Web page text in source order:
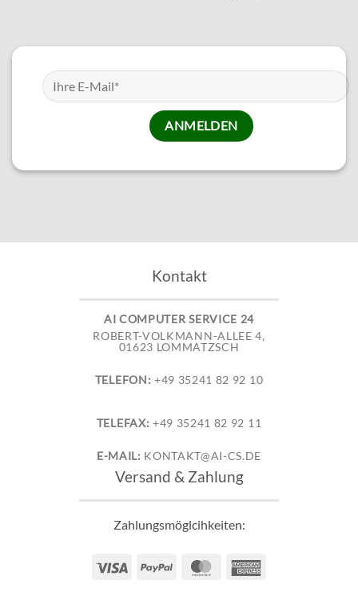
Kontakt
AI COMPUTER SERVICE 24
ROBERT-VOLKMANN-ALLEE 4,
01623 LOMMATZSCH
TELEFON: +49 35241 82 92 10
TELEFAX: +49 35241 82 92 11
E-MAIL: KONTAKT@AI-CS.DE
Versand & Zahlung
Zahlungsmöglcihkeiten:
Visa PayPal MasterCard